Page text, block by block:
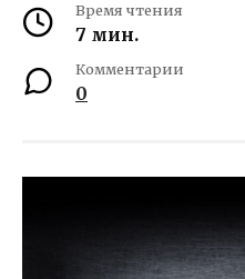
Время чтения
7 мин.
Комментарии
0